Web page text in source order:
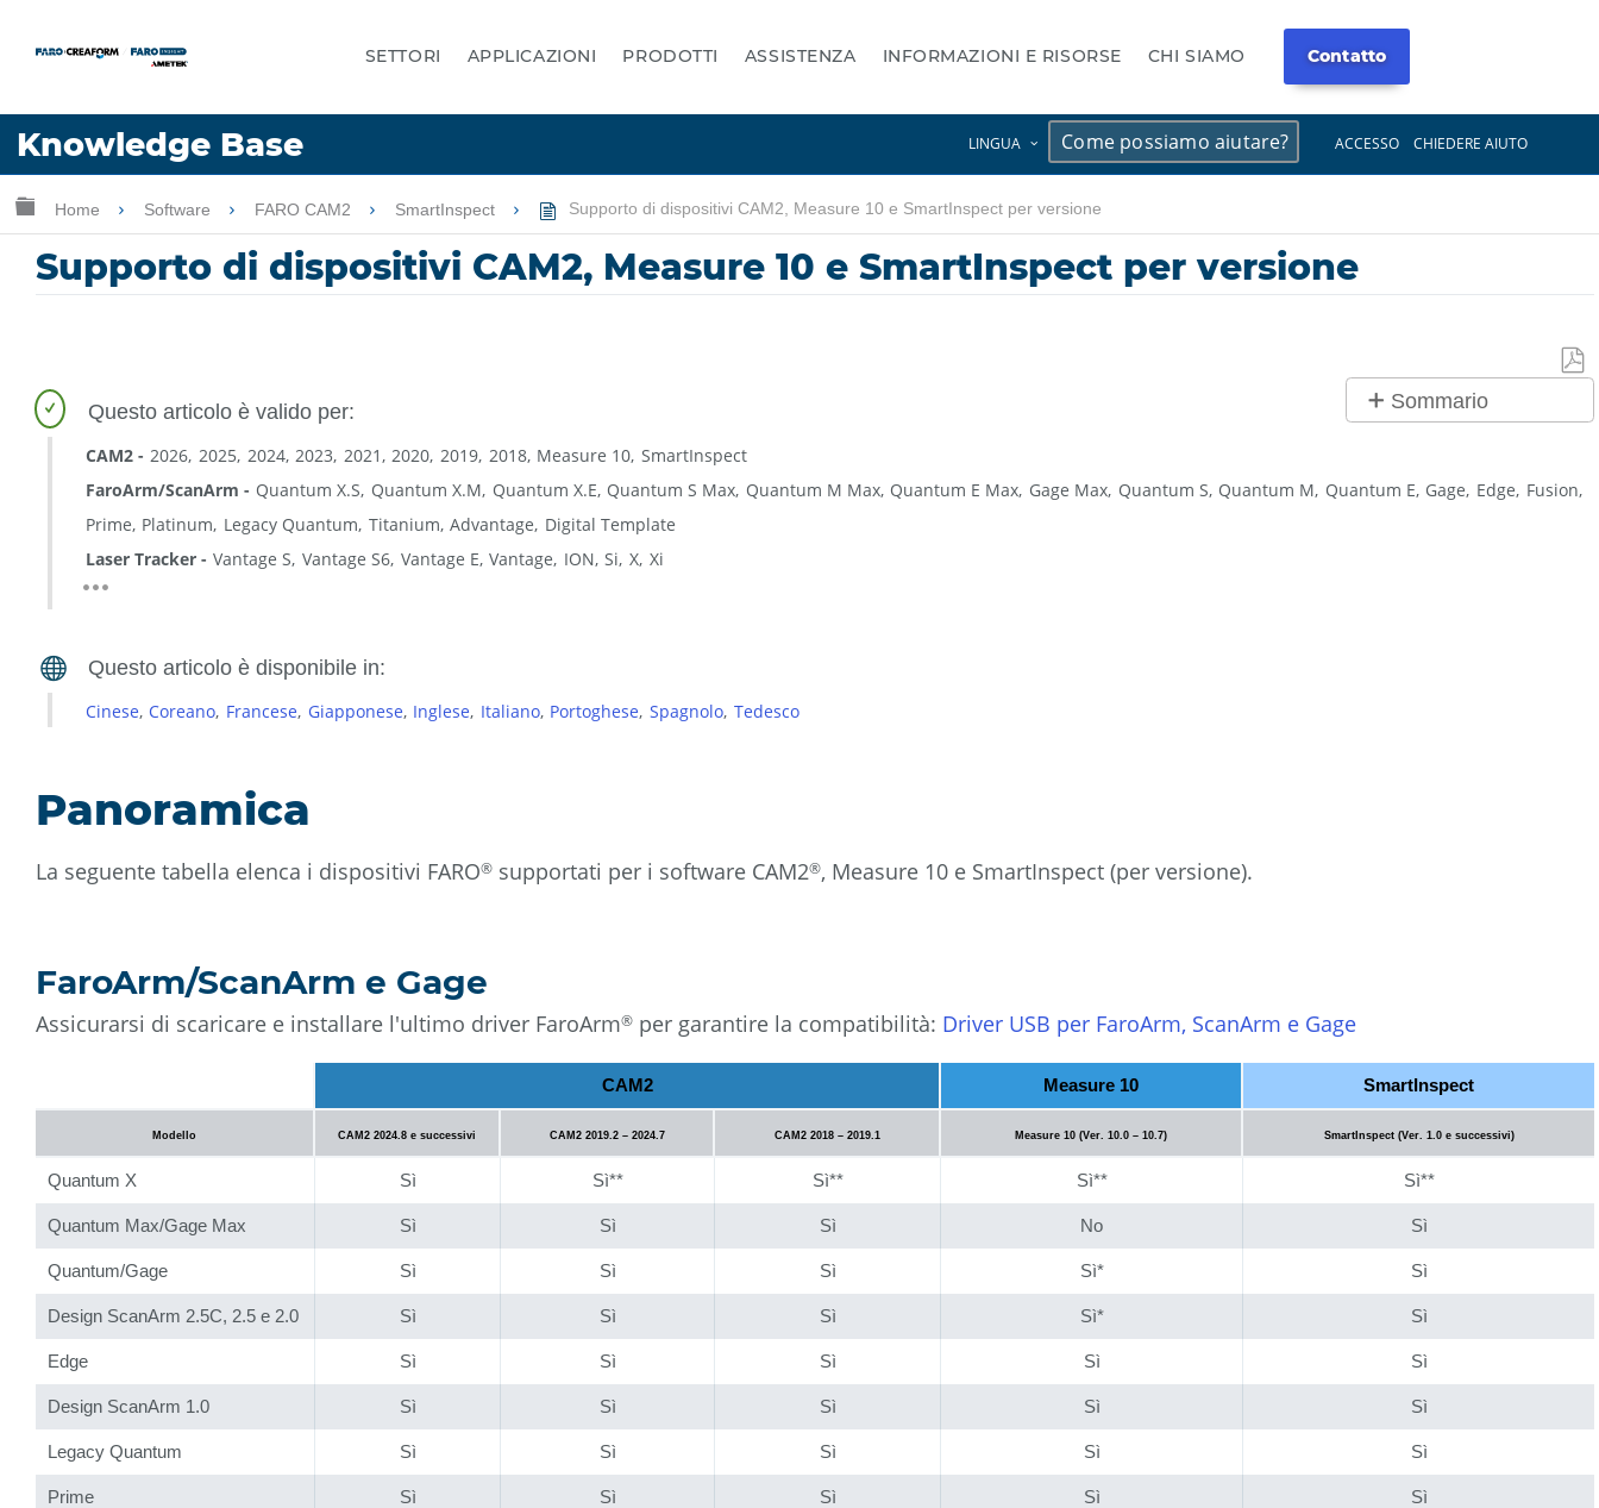
SETTORI APPLICAZIONI PRODOTTI ASSISTENZA INFORMAZIONI E RISORSE CHI SIAMO Contatto
Knowledge Base LINGUA ACCESSO CHIEDERE AIUTO
Lingua
Ingrandisci/riduci gerarchia globale
Home Software FARO CAM2 SmartInspect Supporto di dispositivi CAM2, Measure 10 e SmartInspect per versione
Supporto di dispositivi CAM2, Measure 10 e SmartInspect per versione
Sommario
CAM2 2026 2025 2024 2023 2021 2020 2019 2018 Measure 10 SmartInspect
FaroArm/ScanArm
Quantum X.S Quantum X.M Quantum X.E Quantum S Max Quantum M Max Quantum E Max Gage Max Quantum S Quantum M Quantum E Gage Edge Fusion
Prime Platinum Legacy Quantum Titanium Advantage Digital Template
Laser Tracker
Vantage S Vantage S6 Vantage E Vantage ION Si X Xi
Cinese Coreano Francese Giapponese Inglese Italiano Portoghese Spagnolo Tedesco
Panoramica
La seguente tabella elenca i dispositivi FARO® supportati per i software CAM2®, Measure 10 e SmartInspect (per versione).
FaroArm/ScanArm e Gage
Assicurarsi di scaricare e installare l'ultimo driver FaroArm® per garantire la compatibilità: Driver USB per FaroArm, ScanArm e Gage
CAM2 Measure 10 SmartInspect
Modello CAM2 2024.8 e successivi CAM2 2019.2 – 2024.7 CAM2 2018 – 2019.1 Measure 10 (Ver. 10.0 – 10.7) SmartInspect (Ver. 1.0 e successivi)
Quantum X Sì Sì** Sì** Sì** Sì**
Quantum Max/Gage Max Sì Sì Sì No Sì
Quantum/Gage Sì Sì Sì Sì* Sì
Design ScanArm 2.5C, 2.5 e 2.0 Sì Sì Sì Sì* Sì
Edge Sì Sì Sì Sì Sì
Design ScanArm 1.0 Sì Sì Sì Sì Sì
Legacy Quantum Sì Sì Sì Sì Sì
Prime Sì Sì Sì Sì Sì